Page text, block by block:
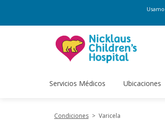
Servicios Médicos Ubicaciones
Condiciones > Varicela